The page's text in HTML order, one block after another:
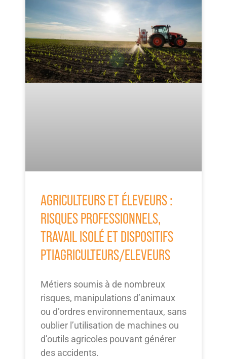
AGRICULTEURS ET ÉLEVEURS :
RISQUES PROFESSIONNELS,
TRAVAIL ISOLÉ ET DISPOSITIFS
PTIAGRICULTEURS/ELEVEURS
Métiers soumis à de nombreux
risques, manipulations d’animaux
ou d’ordres environnementaux, sans
oublier l’utilisation de machines ou
d’outils agricoles pouvant générer
des accidents.